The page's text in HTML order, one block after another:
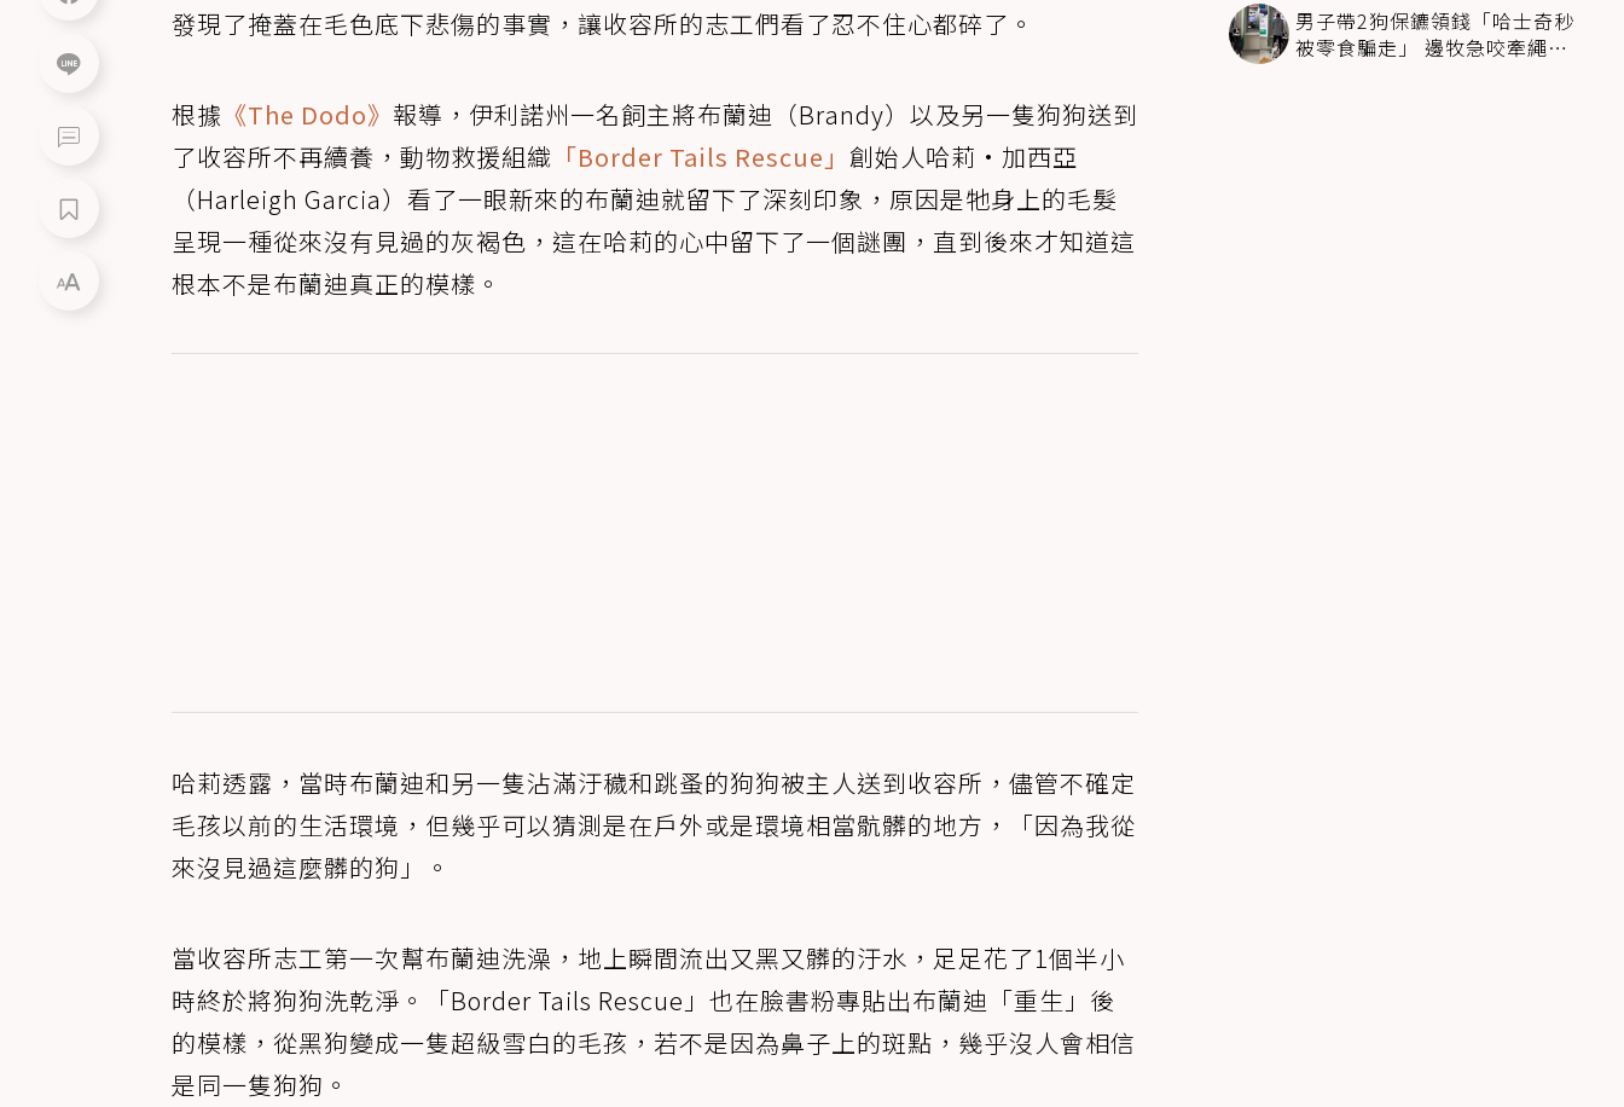
發現了掩蓋在毛色底下悲傷的事實，讓收容所的志工們看了忍不住心都碎了。
根據 《The Dodo》 報導，伊利諾州一名飼主將布蘭迪（Brandy）以及另一隻狗狗送到
了收容所不再續養，動物救援組織 「Border Tails Rescue」 創始人哈莉·加西亞
（Harleigh Garcia）看了一眼新來的布蘭迪就留下了深刻印象，原因是牠身上的毛髮
呈現一種從來沒有見過的灰褐色，這在哈莉的心中留下了一個謎團，直到後來才知道這
根本不是布蘭迪真正的模樣。
哈莉透露，當時布蘭迪和另一隻沾滿汙穢和跳蚤的狗狗被主人送到收容所，儘管不確定
毛孩以前的生活環境，但幾乎可以猜測是在戶外或是環境相當骯髒的地方，「因為我從
來沒見過這麼髒的狗」。
當收容所志工第一次幫布蘭迪洗澡，地上瞬間流出又黑又髒的汙水，足足花了1個半小
時終於將狗狗洗乾淨。「Border Tails Rescue」也在臉書粉專貼出布蘭迪「重生」後
的模樣，從黑狗變成一隻超級雪白的毛孩，若不是因為鼻子上的斑點，幾乎沒人會相信
是同一隻狗狗。
男子帶2狗保鑣領錢「哈士奇秒
被零食騙走」 邊牧急咬牽繩拽